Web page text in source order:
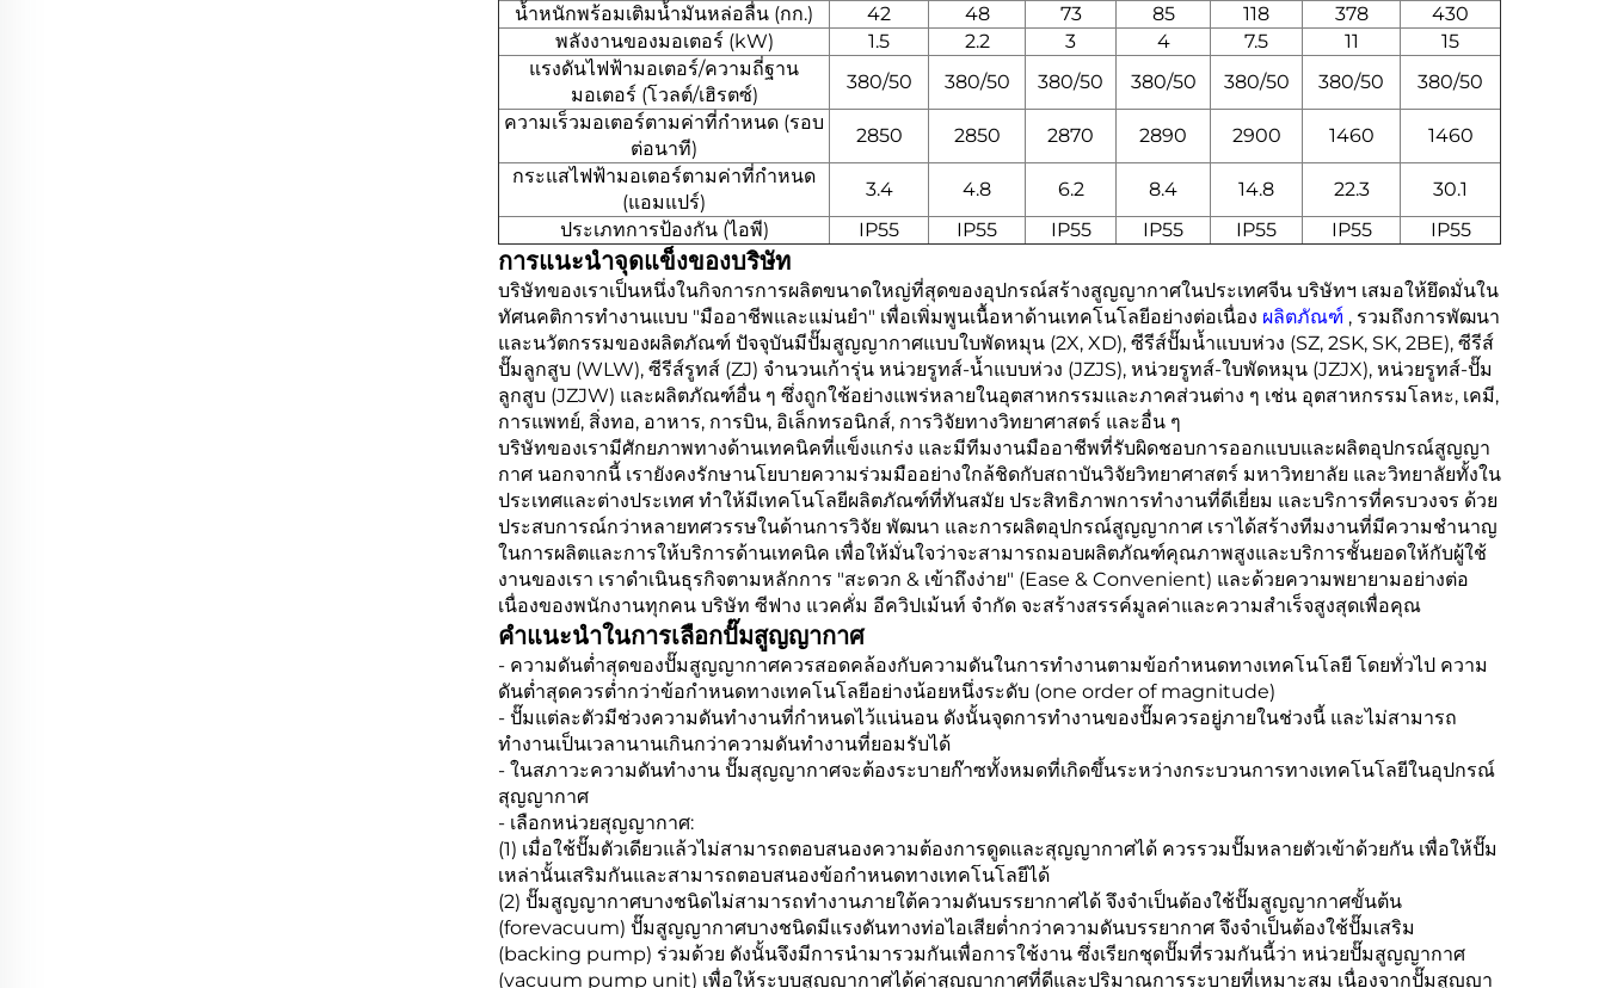
น้ำหนักพร้อมเติมน้ำมันหล่อลื่น (กก.)
42 48 73 85 118 378
430
พลังงานของมอเตอร์ (kW)
1.5 2.2 3 4 7.5 11
15
แรงดันไฟฟ้ามอเตอร์/ความถี่ฐาน
มอเตอร์ (โวลต์/เฮิรตซ์)
380/50 380/50 380/50 380/50 380/50 380/50
380/50
ความเร็วมอเตอร์ตามค่าที่กำหนด (รอบ
ต่อนาที)
2850 2850 2870 2890 2900 1460
1460
กระแสไฟฟ้ามอเตอร์ตามค่าที่กำหนด
(แอมแปร์)
3.4 4.8 6.2 8.4 14.8 22.3
30.1
ประเภทการป้องกัน (ไอพี)
IP55 IP55 IP55 IP55 IP55 IP55 IP55
การแนะนำจุดแข็งของบริษัท
บริษัทของเราเป็นหนึ่งในกิจการการผลิตขนาดใหญ่ที่สุดของอุปกรณ์สร้างสูญญากาศในประเทศจีน บริษัทฯ เสมอให้ยึดมั่นใน
ทัศนคติการทำงานแบบ "มืออาชีพและแม่นยำ" เพื่อเพิ่มพูนเนื้อหาด้านเทคโนโลยีอย่างต่อเนื่อง ผลิตภัณฑ์ , รวมถึงการพัฒนา
และนวัตกรรมของผลิตภัณฑ์ ปัจจุบันมีปั๊มสูญญากาศแบบใบพัดหมุน (2X, XD), ซีรีส์ปั๊มน้ำแบบห่วง (SZ, 2SK, SK, 2BE), ซีรีส์
ปั๊มลูกสูบ (WLW), ซีรีส์รูทส์ (ZJ) จำนวนเก้ารุ่น หน่วยรูทส์-น้ำแบบห่วง (JZJS), หน่วยรูทส์-ใบพัดหมุน (JZJX), หน่วยรูทส์-ปั๊ม
ลูกสูบ (JZJW) และผลิตภัณฑ์อื่น ๆ ซึ่งถูกใช้อย่างแพร่หลายในอุตสาหกรรมและภาคส่วนต่าง ๆ เช่น อุตสาหกรรมโลหะ, เคมี,
การแพทย์, สิ่งทอ, อาหาร, การบิน, อิเล็กทรอนิกส์, การวิจัยทางวิทยาศาสตร์ และอื่น ๆ
บริษัทของเรามีศักยภาพทางด้านเทคนิคที่แข็งแกร่ง และมีทีมงานมืออาชีพที่รับผิดชอบการออกแบบและผลิตอุปกรณ์สูญญา
กาศ นอกจากนี้ เรายังคงรักษานโยบายความร่วมมืออย่างใกล้ชิดกับสถาบันวิจัยวิทยาศาสตร์ มหาวิทยาลัย และวิทยาลัยทั้งใน
ประเทศและต่างประเทศ ทำให้มีเทคโนโลยีผลิตภัณฑ์ที่ทันสมัย ประสิทธิภาพการทำงานที่ดีเยี่ยม และบริการที่ครบวงจร ด้วย
ประสบการณ์กว่าหลายทศวรรษในด้านการวิจัย พัฒนา และการผลิตอุปกรณ์สูญญากาศ เราได้สร้างทีมงานที่มีความชำนาญ
ในการผลิตและการให้บริการด้านเทคนิค เพื่อให้มั่นใจว่าจะสามารถมอบผลิตภัณฑ์คุณภาพสูงและบริการชั้นยอดให้กับผู้ใช้
งานของเรา เราดำเนินธุรกิจตามหลักการ "สะดวก & เข้าถึงง่าย" (Ease & Convenient) และด้วยความพยายามอย่างต่อ
เนื่องของพนักงานทุกคน บริษัท ซีฟาง แวคคั่ม อีควิปเม้นท์ จำกัด จะสร้างสรรค์มูลค่าและความสำเร็จสูงสุดเพื่อคุณ
คำแนะนำในการเลือกปั๊มสูญญากาศ
- ความดันต่ำสุดของปั๊มสูญญากาศควรสอดคล้องกับความดันในการทำงานตามข้อกำหนดทางเทคโนโลยี โดยทั่วไป ความ
ดันต่ำสุดควรต่ำกว่าข้อกำหนดทางเทคโนโลยีอย่างน้อยหนึ่งระดับ (one order of magnitude)
- ปั๊มแต่ละตัวมีช่วงความดันทำงานที่กำหนดไว้แน่นอน ดังนั้นจุดการทำงานของปั๊มควรอยู่ภายในช่วงนี้ และไม่สามารถ
ทำงานเป็นเวลานานเกินกว่าความดันทำงานที่ยอมรับได้
- ในสภาวะความดันทำงาน ปั๊มสุญญากาศจะต้องระบายก๊าซทั้งหมดที่เกิดขึ้นระหว่างกระบวนการทางเทคโนโลยีในอุปกรณ์
สุญญากาศ
- เลือกหน่วยสุญญากาศ:
(1) เมื่อใช้ปั๊มตัวเดียวแล้วไม่สามารถตอบสนองความต้องการดูดและสุญญากาศได้ ควรรวมปั๊มหลายตัวเข้าด้วยกัน เพื่อให้ปั๊ม
เหล่านั้นเสริมกันและสามารถตอบสนองข้อกำหนดทางเทคโนโลยีได้
(2) ปั๊มสูญญากาศบางชนิดไม่สามารถทำงานภายใต้ความดันบรรยากาศได้ จึงจำเป็นต้องใช้ปั๊มสูญญากาศขั้นต้น
(forevacuum) ปั๊มสูญญากาศบางชนิดมีแรงดันทางท่อไอเสียต่ำกว่าความดันบรรยากาศ จึงจำเป็นต้องใช้ปั๊มเสริม
(backing pump) ร่วมด้วย ดังนั้นจึงมีการนำมารวมกันเพื่อการใช้งาน ซึ่งเรียกชุดปั๊มที่รวมกันนี้ว่า หน่วยปั๊มสูญญากาศ
(vacuum pump unit) เพื่อให้ระบบสูญญากาศได้ค่าสุญญากาศที่ดีและปริมาณการระบายที่เหมาะสม เนื่องจากปั๊มสูญญา